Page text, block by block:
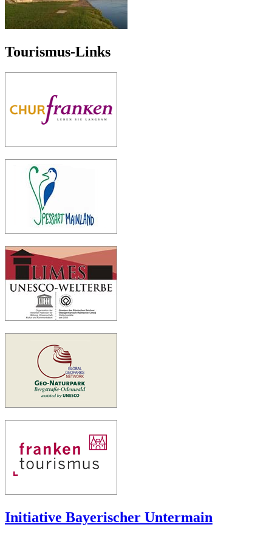
Tourismus-Links
Initiative Bayerischer Untermain